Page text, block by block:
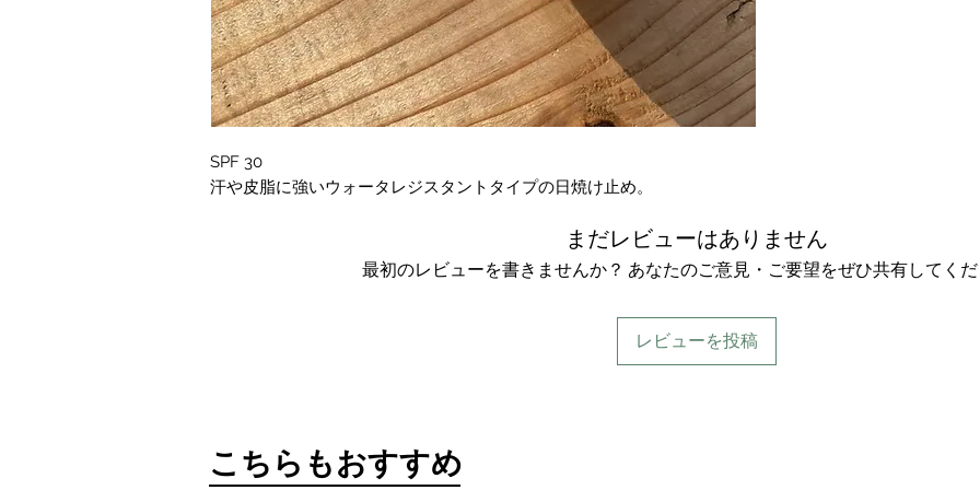
SPF 30
汗や皮脂に強いウォータレジスタントタイプの日焼け止め。
まだレビューはありません
最初のレビューを書きませんか？ あなたのご意見・ご要望をぜひ共有してく
レビューを投稿
​こちらもおすすめ